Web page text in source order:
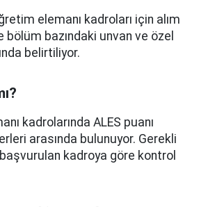
elemanı kadroları için alım
bölüm bazındaki unvan ve özel
belirtiliyor.
kadrolarında ALES puanı
arasında bulunuyor. Gerekli
kadroya göre kontrol